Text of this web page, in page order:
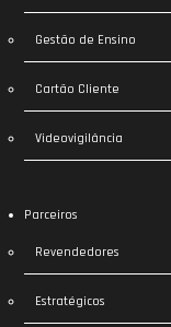
Gestão de Ensino
Cartão Cliente
Videovigilância
Parceiros
Revendedores
Estratégicos